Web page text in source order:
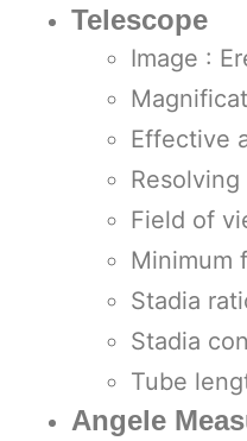
Telescope
Image :
Effective
Field of
Minimum
Stadia
Stadia
Tube
Angele